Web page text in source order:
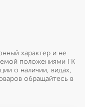
характер и не
положениями ГК
о наличии, видах,
обращайтесь в